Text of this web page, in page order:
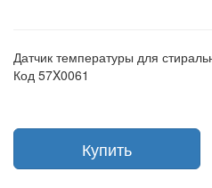
Датчик температуры для
Код 57X0061